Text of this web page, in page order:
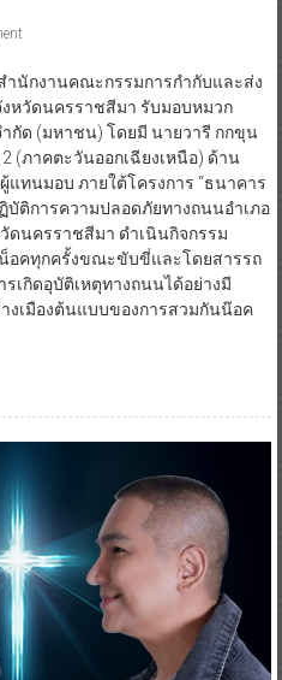
นักงานคณะกรรมการกำกับและส่ง
หวัดนครราชสีมา รับมอบหมวก
กัด (มหาชน) โดยมี นายวารี กกขุน
(ภาคตะวันออกเฉียงเหนือ) ด้าน
ทนมอบ ภายใต้โครงการ “ธนาคาร
ติการความปลอดภัยทางถนนอำเภอ
ดนครราชสีมา ดำเนินกิจกรรม
คทุกครั้งขณะขับขี่และโดยสารรถ
เกิดอุบัติเหตุทางถนนได้อย่างมี
เมืองต้นแบบของการสวมกันน๊อค